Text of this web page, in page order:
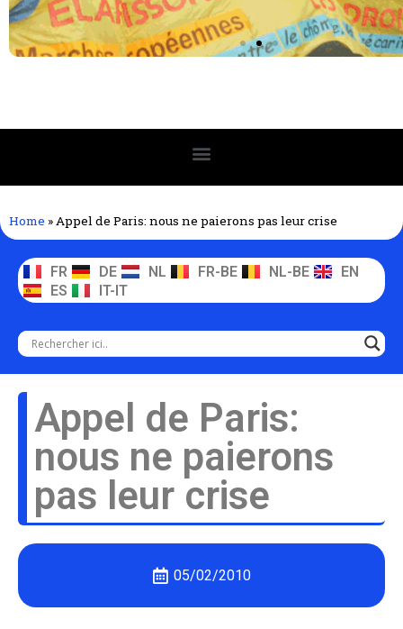
Home »Appel de Paris: nous ne paierons pas leur crise
FR DE NL FR-BE NL-BE
EN
ES
IT-IT
Appel de Paris:
nous ne paierons
pas leur crise
05/02/2010